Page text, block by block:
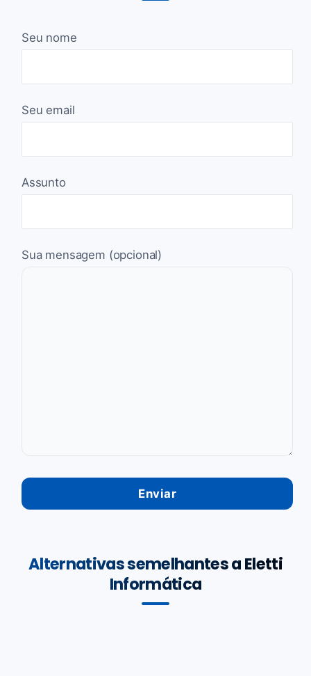
Seu nome
Seu email
Assunto
Sua mensagem (opcional)
Alternativas semelhantes a Eletti
Informática